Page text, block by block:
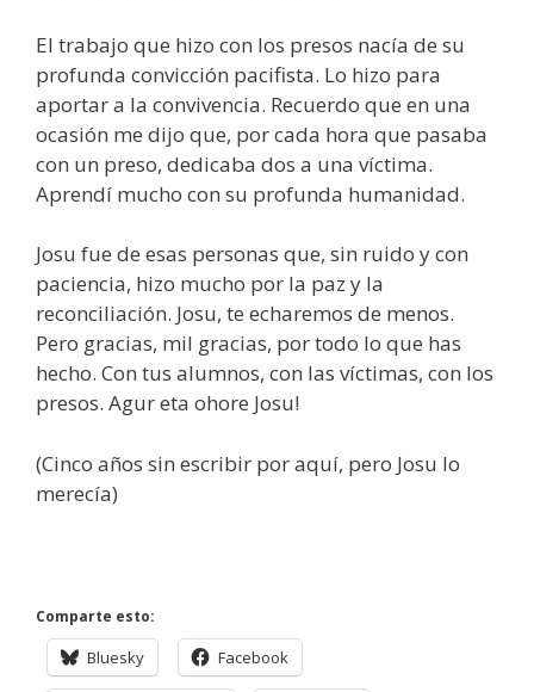
El trabajo que hizo con los presos nacía de su
profunda convicción pacifista. Lo hizo para
aportar a la convivencia. Recuerdo que en una
ocasión me dijo que, por cada hora que pasaba
con un preso, dedicaba dos a una víctima.
Aprendí mucho con su profunda humanidad.
Josu fue de esas personas que, sin ruido y con
paciencia, hizo mucho por la paz y la
reconciliación. Josu, te echaremos de menos.
Pero gracias, mil gracias, por todo lo que has
hecho. Con tus alumnos, con las víctimas, con los
presos. Agur eta ohore Josu!
(Cinco años sin escribir por aquí, pero Josu lo
merecía)
Comparte esto:
Bluesky Facebook